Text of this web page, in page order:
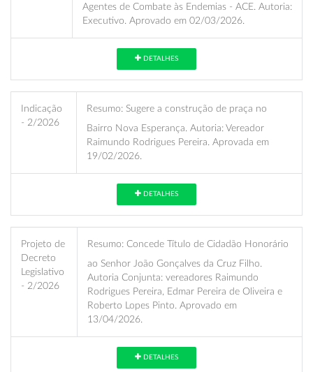
Agentes de Combate às Endemias - ACE. Autoria:
Executivo. Aprovado em 02/03/2026.
DETALHES
Indicação
- 2/2026
Resumo: Sugere a construção de praça no
Bairro Nova Esperança. Autoria: Vereador
Raimundo Rodrigues Pereira. Aprovada em
19/02/2026.
DETALHES
Projeto de
Decreto
Legislativo
- 2/2026
Resumo: Concede Título de Cidadão Honorário
ao Senhor João Gonçalves da Cruz Filho.
Autoria Conjunta: vereadores Raimundo
Rodrigues Pereira, Edmar Pereira de Oliveira e
Roberto Lopes Pinto. Aprovado em
13/04/2026.
DETALHES